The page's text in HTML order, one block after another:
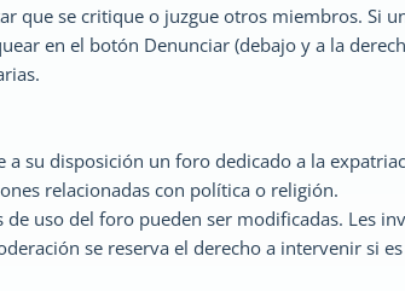
que se critique o juzgue otros miembros. Si
en el botón Denunciar (debajo y a la
a su disposición un foro dedicado a la
relacionadas con política o religión.
de uso del foro pueden ser modificadas. Les
se reserva el derecho a intervenir si